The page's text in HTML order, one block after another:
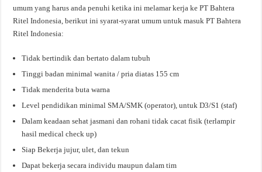
umum yang harus anda penuhi ketika ini melamar kerja ke PT Bahtera
Ritel Indonesia, berikut ini syarat-syarat umum untuk masuk PT Bahtera
Ritel Indonesia:
Tidak bertindik dan bertato dalam tubuh
Tinggi badan minimal wanita / pria diatas 155 cm
Tidak menderita buta warna
Level pendidikan minimal SMA/SMK (operator), untuk D3/S1 (staf)
Dalam keadaan sehat jasmani dan rohani tidak cacat fisik (terlampir
hasil medical check up)
Siap Bekerja jujur, ulet, dan tekun
Dapat bekerja secara individu maupun dalam tim